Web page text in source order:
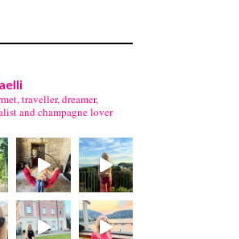
traveller, dreamer,
and champagne lover